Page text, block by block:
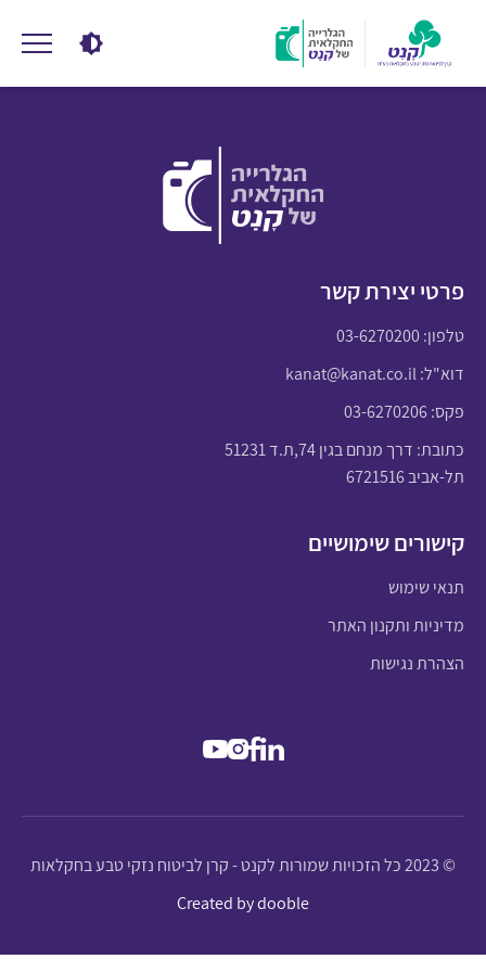
פרטי יצירת קשר
טלפון:03-6270200
דוא"ל:kanat@kanat.co.il
פקס: 03-6270206
כתובת: דרך מנחם בגין 74,ת.ד 51231
תל-אביב 6721516
קישורים שימושיים
תנאי שימוש
מדיניות ותקנון האתר
הצהרת נגישות
© 2023 כל הזכויות שמורות לקנט - קרן לביטוח נזקי טבע בחקלאות
Created by dooble